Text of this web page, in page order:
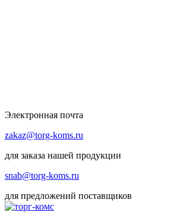
Электронная почта
zakaz@torg-koms.ru
для заказа нашей продукции
snab@torg-koms.ru
для предложений поставщиков